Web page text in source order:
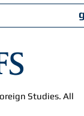
Studies. All